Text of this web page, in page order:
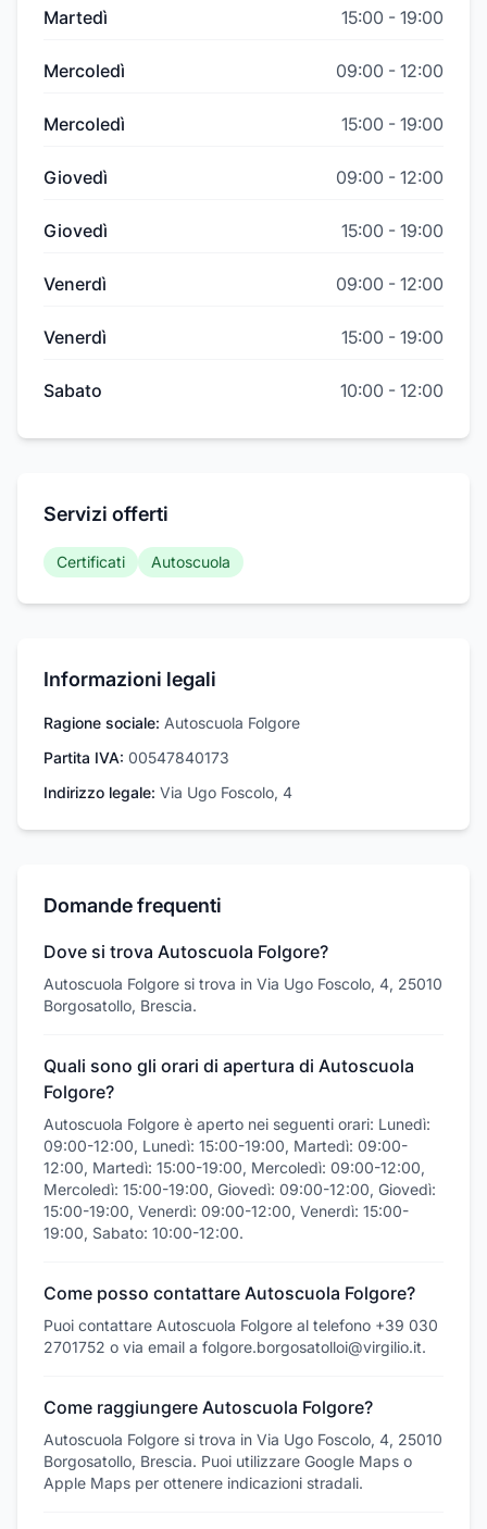
Martedì 15:00 - 19:00
Mercoledì 09:00 - 12:00
Mercoledì 15:00 - 19:00
Giovedì 09:00 - 12:00
Giovedì 15:00 - 19:00
Venerdì 09:00 - 12:00
Venerdì 15:00 - 19:00
Sabato 10:00 - 12:00
Servizi offerti
Certificati Autoscuola
Informazioni legali
Ragione sociale: Autoscuola Folgore
Partita IVA: 00547840173
Indirizzo legale: Via Ugo Foscolo, 4
Domande frequenti
Dove si trova Autoscuola Folgore?
Autoscuola Folgore si trova in Via Ugo Foscolo, 4, 25010
Borgosatollo, Brescia.
Quali sono gli orari di apertura di Autoscuola
Folgore?
Autoscuola Folgore è aperto nei seguenti orari: Lunedì:
09:00-12:00, Lunedì: 15:00-19:00, Martedì: 09:00-
12:00, Martedì: 15:00-19:00, Mercoledì: 09:00-12:00,
Mercoledì: 15:00-19:00, Giovedì: 09:00-12:00, Giovedì:
15:00-19:00, Venerdì: 09:00-12:00, Venerdì: 15:00-
19:00, Sabato: 10:00-12:00.
Come posso contattare Autoscuola Folgore?
Puoi contattare Autoscuola Folgore al telefono +39 030
2701752 o via email a folgore.borgosatolloi@virgilio.it.
Come raggiungere Autoscuola Folgore?
Autoscuola Folgore si trova in Via Ugo Foscolo, 4, 25010
Borgosatollo, Brescia. Puoi utilizzare Google Maps o
Apple Maps per ottenere indicazioni stradali.